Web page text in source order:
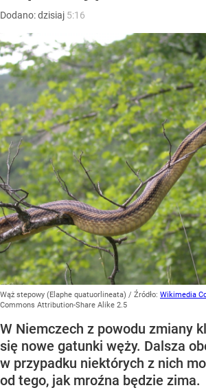
Dodano:dzisiaj 5:16
Wąż stepowy (Elaphe quatuorlineata) / Źródło: Wikimedia
Commons Attribution-Share Alike 2.5
W Niemczech z powodu zmiany
się nowe gatunki węży. Dalsza
w przypadku niektórych z nich
od tego, jak mroźna będzie zima.